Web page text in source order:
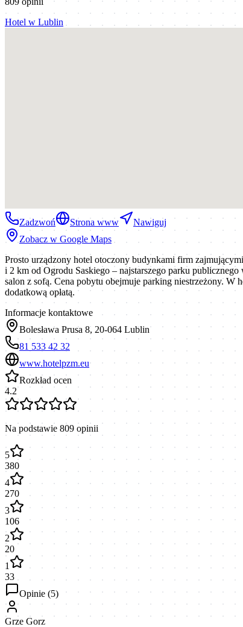
Hotel w Lublin
Zadzwoń Strona www
Nawiguj
Zobacz w Google Maps
Prosto urządzony hotel otoczony budynkami firm
i 2 km od Ogrodu Saskiego – najstarszego parku
salon z sofą. Cena pobytu obejmuje parking niestrzeżony. W
dodatkową opłatą.
Informacje kontaktowe
Bolesława Prusa 8, 20-064 Lublin
81 533 42 32
www.hotelpzm.eu
Rozkład ocen
4.2
Na podstawie 809 opinii
5
380
4
270
3
106
2
20
1
33
Opinie (5)
Grze Gorz